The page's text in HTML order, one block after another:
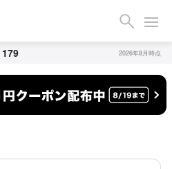
179 2026年8月時点